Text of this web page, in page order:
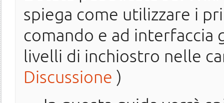
spiega come utilizzare i
comando e ad interfaccia
livelli di inchiostro nelle
Discussione )